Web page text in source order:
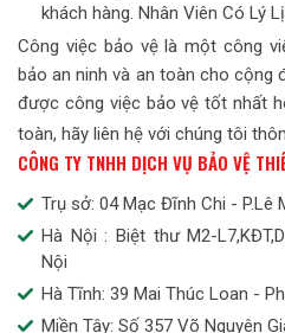
khách hàng. Nhân Viên Có Lý
Công việc bảo vệ là một công
bảo an ninh và an toàn cho cộng
được công việc bảo vệ tốt nhất
toàn, hãy liên hệ với chúng tôi
CÔNG TY TNHH DỊCH VỤ BẢO VỆ
Trụ sở: 04 Mạc Đĩnh Chi - P.Lê
Hà Nội : Biệt thư M2-
Nội
Hà Tĩnh: 39 Mai Thúc Loan -
Miền Tây: Số 357 Võ Nguyên